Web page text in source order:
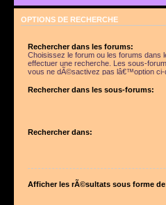
OPTIONS DE RECHERCHE
Rechercher dans les forums:
Choisissez le forum ou les forums dans
effectuer une recherche. Les sous-
vous ne dÃ©sactivez pas lâ€™option
Rechercher dans les sous-forums:
Rechercher dans:
Afficher les rÃ©sultats sous forme